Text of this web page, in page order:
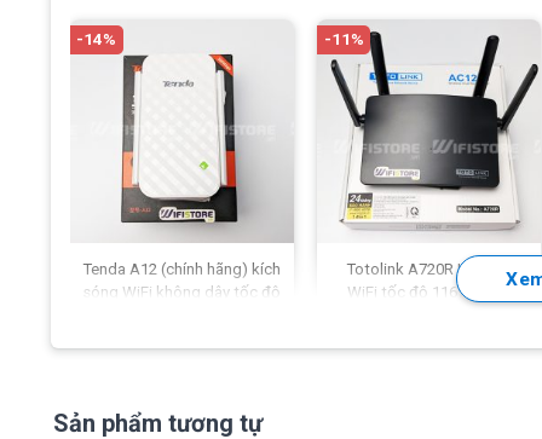
-14%
Tenda A12 (chính hãng) kích
sóng WiFi không dây tốc độ
290.000₫ 249.000₫
-11%
Totolink A720R | Router
WiFi tốc độ 1167Mbps,
450.000₫ 399.000₫
Sản phẩm tương tự